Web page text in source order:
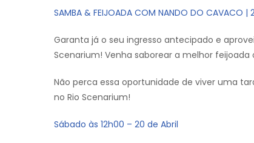
SAMBA & FEIJOADA COM NANDO DO CAVACO |
Garanta já o seu ingresso antecipado e
Scenarium! Venha saborear a melhor
Não perca essa oportunidade de viver uma
no Rio Scenarium!
Sábado às 12h00 – 20 de Abril